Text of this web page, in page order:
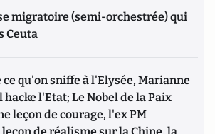
migratoire (semi-orchestrée) qui
Ceuta
ce qu'on sniffe à l'Elysée, Marianne
l'Etat; Le Nobel de la Paix
leçon de courage, l'ex PM